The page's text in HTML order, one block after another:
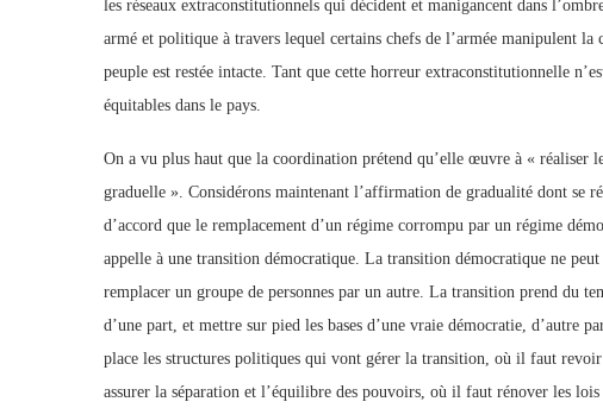
les réseaux extraconstitutionnels qui décident et manigancent dans
armé et politique à travers lequel certains chefs de l’armée manipulent
peuple est restée intacte. Tant que cette horreur extraconstitutionnelle
équitables dans le pays.
On a vu plus haut que la coordination prétend qu’elle œuvre à « réaliser
graduelle ». Considérons maintenant l’affirmation de gradualité dont se
d’accord que le remplacement d’un régime corrompu par un régime
appelle à une transition démocratique. La transition démocratique ne
remplacer un groupe de personnes par un autre. La transition prend du
d’une part, et mettre sur pied les bases d’une vraie démocratie, d’autre
place les structures politiques qui vont gérer la transition, où il faut
assurer la séparation et l’équilibre des pouvoirs, où il faut rénover les